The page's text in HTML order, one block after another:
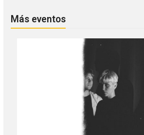
Más eventos